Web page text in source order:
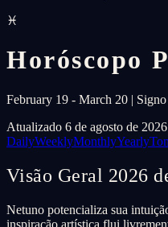
♓
Horóscopo
February 19 - March 20 |
Atualizado 6 de agosto de 2026
DailyWeeklyMonthlyYearly
Visão Geral 2026
Netuno potencializa sua
inspiração artística flui